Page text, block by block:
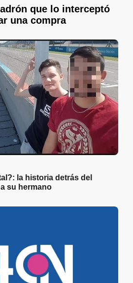
que lo interceptó
una compra
la historia detrás del
su hermano